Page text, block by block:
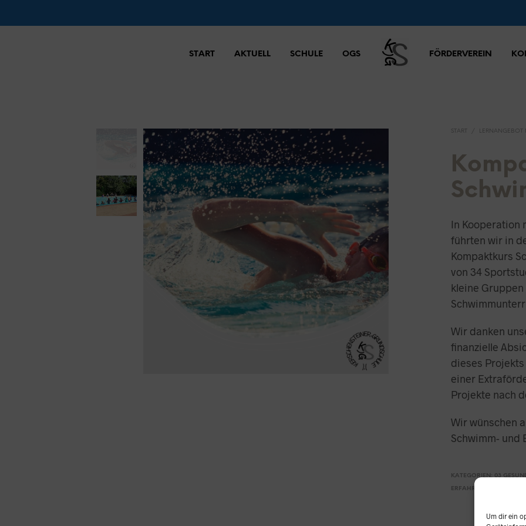
Um dir ein
START AKTUELL SCHULE OGS FÖRDERVEREIN
START LERNANGEBOT
In Kooperation
führten wir in
Kompaktkurs
von 34
kleine
Wir danken
finanzielle
dieses
einer
Projekte nach
Wir wünschen
Schwimm- und
KATEGORIEN: 03
ERFAHREN